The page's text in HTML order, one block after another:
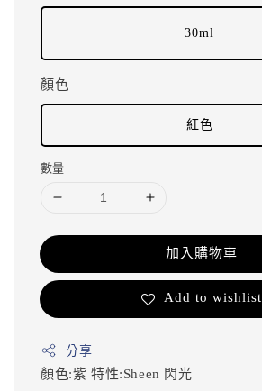
30ml
顏色
紅色
數量
加入購物車
Add to wishlist
分享
顏色:紫 特性:Sheen 閃光